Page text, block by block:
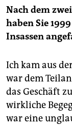
Nach dem
haben Sie
Insassen
Ich kam aus
war dem
das Geschäft
wirkliche
war eine